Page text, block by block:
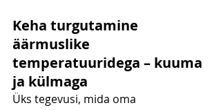
Keha turgutamine
äärmuslike
temperatuuridega – kuuma
ja külmaga
Üks tegevusi, mida oma